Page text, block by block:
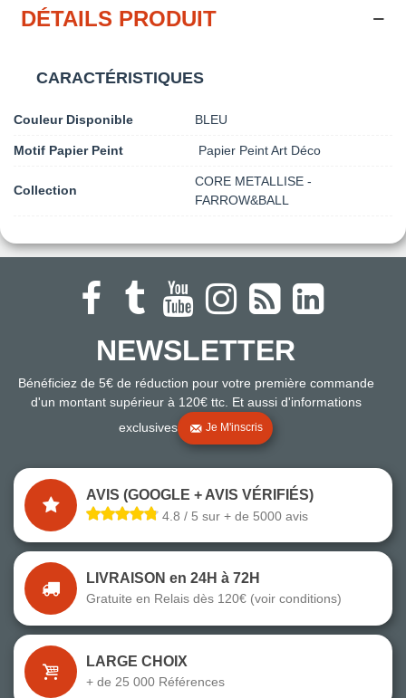
DÉTAILS PRODUIT
CARACTÉRISTIQUES
Couleur Disponible BLEU
Motif Papier Peint Papier Peint Art Déco
Collection
CORE METALLISE -
FARROW&BALL
NEWSLETTER
Bénéficiez de 5€ de réduction pour votre première commande
d'un montant supérieur à 120€ ttc. Et aussi d'informations
exclusives
Je M'inscris
AVIS (GOOGLE + AVIS VÉRIFIÉS)
4.8 / 5 sur + de 5000 avis
LIVRAISON en 24H à 72H
Gratuite en Relais dès 120€ (voir conditions)
LARGE CHOIX
+ de 25 000 Références